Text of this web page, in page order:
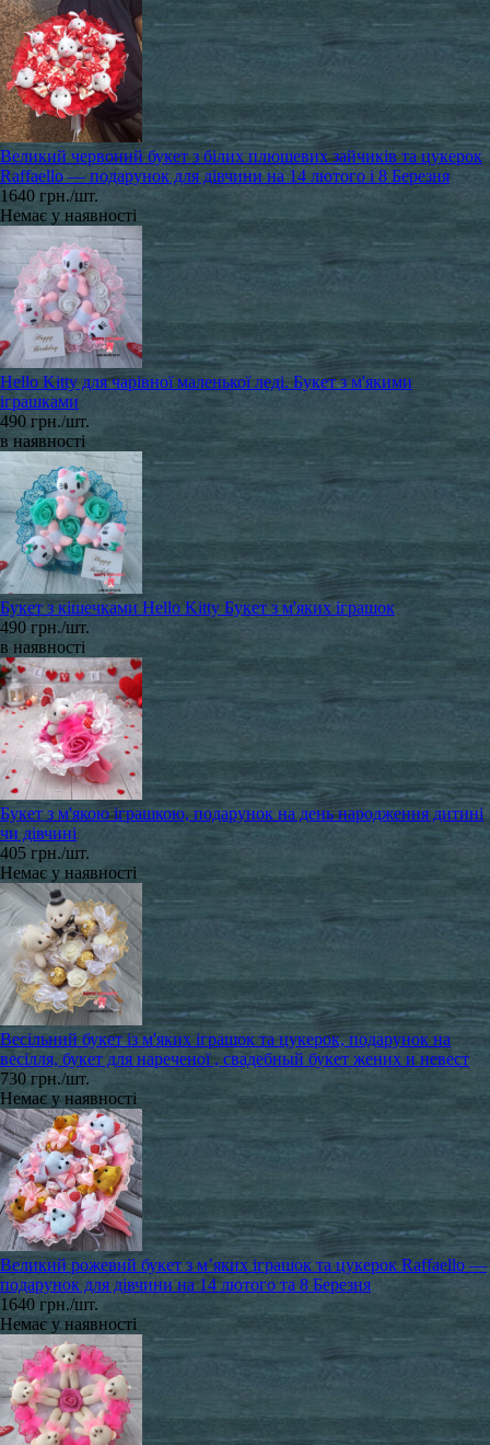
Великий червоний букет з білих плюшевих зайчиків та цукерок
Raffaello — подарунок для дівчини на 14 лютого і 8 Березня
1640 грн./шт.
Немає у наявності
Hello Kitty для чарівної маленької леді. Букет з м'якими
іграшками
490 грн./шт.
в наявності
Букет з кішечками Hello Kitty Букет з м'яких іграшок
490 грн./шт.
в наявності
Букет з м'якою іграшкою, подарунок на день народження дитині
чи дівчині
405 грн./шт.
Немає у наявності
Весільний букет із м'яких іграшок та цукерок, подарунок на
весілля, букет для нареченої , свадебный букет жених и невест
730 грн./шт.
Немає у наявності
Великий рожевий букет з м’яких іграшок та цукерок Raffaello —
подарунок для дівчини на 14 лютого та 8 Березня
1640 грн./шт.
Немає у наявності